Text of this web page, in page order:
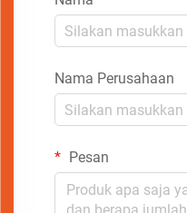
Nama Perusahaan
Pesan